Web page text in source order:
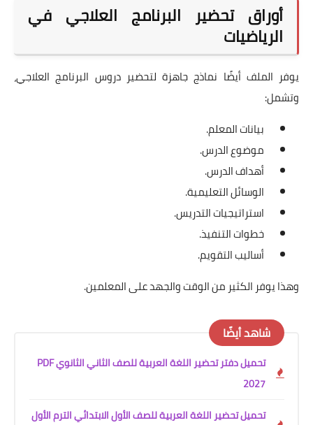
أوراق تحضير البرنامج العلاجي في
الرياضيات
يوفر الملف أيضًا نماذج جاهزة لتحضير دروس البرنامج العلاجي،
وتشمل:
بيانات المعلم.
موضوع الدرس.
أهداف الدرس.
الوسائل التعليمية.
استراتيجيات التدريس.
خطوات التنفيذ.
أساليب التقويم.
وهذا يوفر الكثير من الوقت والجهد على المعلمين.
شاهد أيضًا
تحميل دفتر تحضير اللغة العربية للصف الثاني الثانوي PDF
2027
تحميل تحضير اللغة العربية للصف الأول الابتدائي الترم الأول